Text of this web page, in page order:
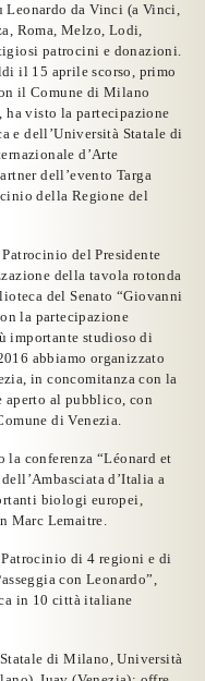
Leonardo da Vinci (a Vinci,
Roma, Melzo, Lodi,
patrocini e donazioni.
il 15 aprile scorso, primo
il Comune di Milano
visto la partecipazione
e dell’Università Statale di
d’Arte
dell’evento Targa
della Regione del
Patrocinio del Presidente
della tavola rotonda
del Senato “Giovanni
la partecipazione
importante studioso di
abbiamo organizzato
in concomitanza con la
aperto al pubblico, con
di Venezia.
la conferenza “Léonard et
d’Italia a
biologi europei,
Marc Lemaitre.
Patrocinio di 4 regioni e di
con Leonardo”,
in 10 città italiane
di Milano, Università